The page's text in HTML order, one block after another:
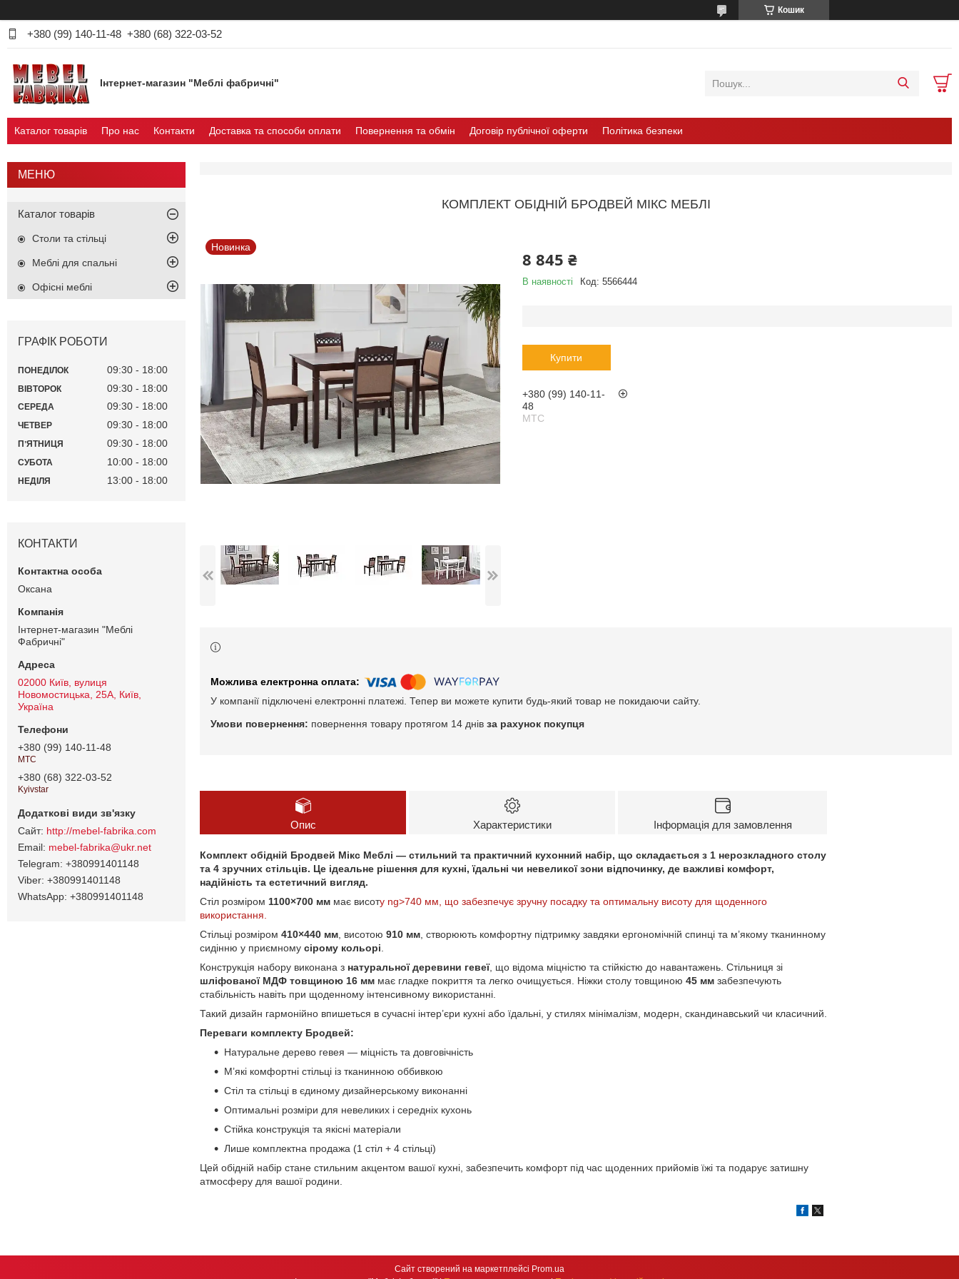
Кошик
+380 (99) 140-11-48 +380 (68) 322-03-52
Інтернет-магазин "Меблі фабричні"
Каталог товарів Про нас Контакти Доставка та способи оплати Повернення та обмін Договір публічної оферти Політика безпеки
КОМПЛЕКТ ОБІДНІЙ БРОДВЕЙ МІКС МЕБЛІ
Новинка
8 845 ₴
В наявності Код: 5566444
Купити
+380 (99) 140-11-
48
МТС
У компанії підключені електронні платежі. Тепер ви можете купити будь-який товар не покидаючи сайту.
повернення товару протягом 14 днів за рахунок покупця
Опис Характеристики Інформація для замовлення
Комплект обідній Бродвей Мікс Меблі — стильний та практичний кухонний набір, що складається з 1 нерозкладного столу
та 4 зручних стільців. Це ідеальне рішення для кухні, їдальні чи невеликої зони відпочинку, де важливі комфорт,
надійність та естетичний вигляд.
Стіл розміром 1100×700 мм має висоту ng>740 мм, що забезпечує зручну посадку та оптимальну висоту для щоденного
використання.
Стільці розміром 410×440 мм , висотою 910 мм , створюють комфортну підтримку завдяки ергономічній спинці та м’якому тканинному
сидінню у приємному сірому кольорі
Конструкція набору виконана з натуральної деревини гевеї, що відома міцністю та стійкістю до навантажень. Стільниця зі
шліфованої МДФ товщиною 16 мм має гладке покриття та легко очищується. Ніжки столу товщиною 45 мм забезпечують
стабільність навіть при щоденному інтенсивному використанні.
Такий дизайн гармонійно впишеться в сучасні інтер’єри кухні або їдальні, у стилях мінімалізм, модерн, скандинавський чи класичний.
Переваги комплекту Бродвей:
Натуральне дерево гевея — міцність та довговічність
М’які комфортні стільці із тканинною оббивкою
Стіл та стільці в єдиному дизайнерському виконанні
Оптимальні розміри для невеликих і середніх кухонь
Стійка конструкція та якісні матеріали
Лише комплектна продажа (1 стіл + 4 стільці)
Цей обідній набір стане стильним акцентом вашої кухні, забезпечить комфорт під час щоденних прийомів їжі та подарує затишну
атмосферу для вашої родини.
Каталог товарів
Столи та стільці
Меблі для спальні
Офісні меблі
ГРАФІК РОБОТИ
ПОНЕДІЛОК 09:30 18:00
ВІВТОРОК 09:30 18:00
СЕРЕДА 09:30 18:00
ЧЕТВЕР 09:30 18:00
ПʼЯТНИЦЯ 09:30 18:00
СУБОТА 10:00 18:00
НЕДІЛЯ 13:00 18:00
КОНТАКТИ
Оксана
Інтернет-магазин "Меблі
Фабричні"
02000 Київ, вулиця
Новомостицька, 25А, Київ,
Україна
+380 (99) 140-11-48
МТС
+380 (68) 322-03-52
Kyivstar
http://mebel-fabrika.com
mebel-fabrika@ukr.net
+380991401148
+380991401148
+380991401148
Сайт створений на маркетплейсі Prom.ua